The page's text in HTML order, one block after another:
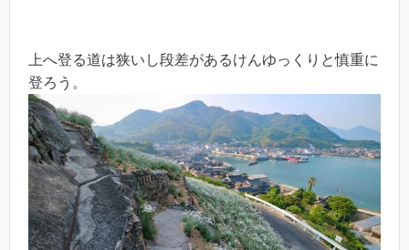
上へ登る道は狭いし段差があるけんゆっくりと慎重に
登ろう。